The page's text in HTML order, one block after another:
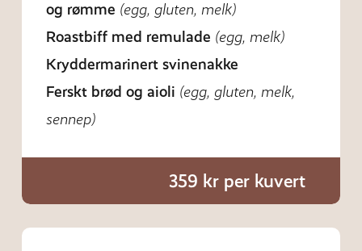
og rømme (egg, gluten, melk)
Roastbiff med remulade (egg, melk)
Kryddermarinert svinenakke
Ferskt brød og aioli (egg, gluten, melk,
sennep)
359 kr per kuvert